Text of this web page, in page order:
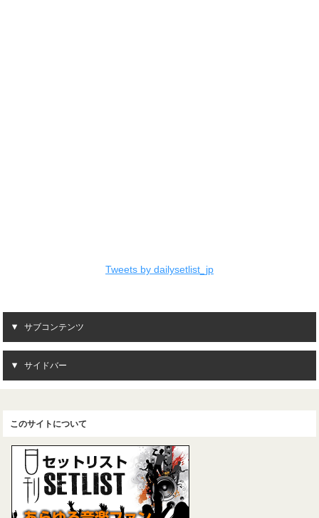
Tweets by dailysetlist_jp
サブコンテンツ
サイドバー
このサイトについて